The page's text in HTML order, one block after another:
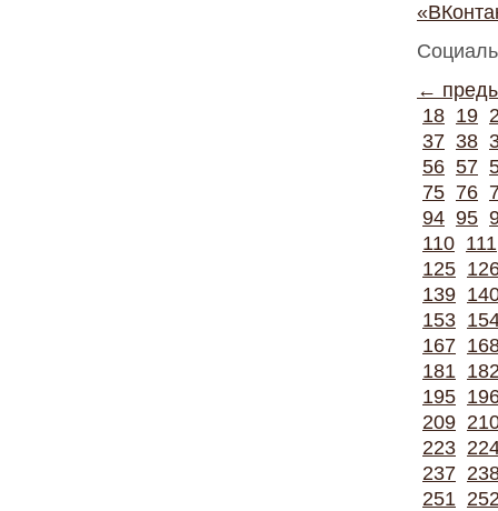
←
18 19
37 38
56 57
75 76
94 95
110 111
125
139
153
167
181
195
209
223
237
251